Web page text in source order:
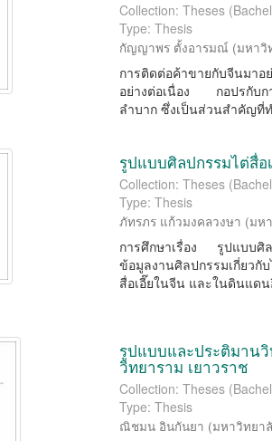
Collection: Theses
Type: Thesis
กัญญาพร ตั้งอารมณ์ (มหาวิ
การติดต่อค้าขายกับจีนมาอ
อย่างต่อเนื่อง กอปรกับก
ลำบาก ซึ่งเป็นส่วนสำคัญที่
รูปแบบศิลปกรรมไต่สื่
Collection: Theses
Type: Thesis
ภัทรภร แก้วมงคลวงษา (มห
การศึกษาเรื่อง รูปแบบศิ
ข้อมูลงานศิลปกรรมเกี่ยวกั
สื่อเอี๊ยในจีน และในดินแดน
รูปแบบและประติมานวิ
วิทยาราม เยาวราช
Collection: Theses
Type: Thesis
ณิชมน อินกันยา (มหาวิทยา